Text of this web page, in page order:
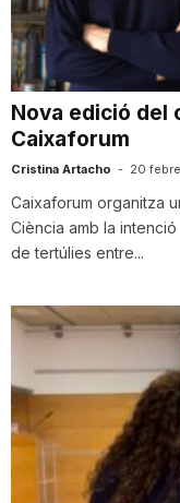
Nova edició del
Caixaforum
Cristina Artacho - 20
Caixaforum organitza
Ciència amb la
de tertúlies entre...